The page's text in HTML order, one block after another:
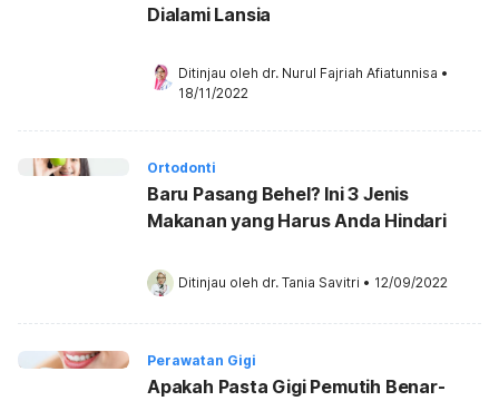
Dialami Lansia
Ditinjau oleh dr. Nurul Fajriah Afiatunnisa •
18/11/2022
Ortodonti
Baru Pasang Behel? Ini 3 Jenis
Makanan yang Harus Anda Hindari
Ditinjau oleh dr. Tania Savitri • 12/09/2022
Perawatan Gigi
Apakah Pasta Gigi Pemutih Benar-